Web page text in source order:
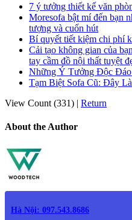
7 ý tưởng thiết kế văn
Moresofa bật mí đến bạn
tượng và cuốn hút
Bí quyết tiết kiệm chi phí
Cải tạo không gian của
tay cầm đồ nội thất tuyệt
Những Ý Tưởng Độc Đáo
Tạm Biệt Sofa Cũ: Đây
View Count (331) | Return
About the Author
Hà Nội: 097.543.8686